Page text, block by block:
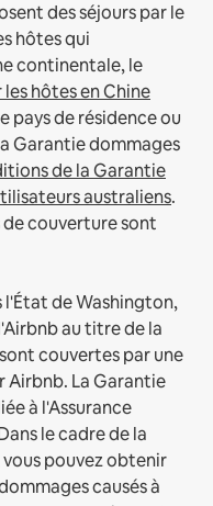
des séjours par le
hôtes qui
continentale, le
hôtes en Chine
pays de résidence ou
Garantie dommages
de la Garantie
australiens.
de couverture sont
l'État de Washington,
au titre de la
couvertes par une
Airbnb. La Garantie
à l'Assurance
le cadre de la
pouvez obtenir
causés à